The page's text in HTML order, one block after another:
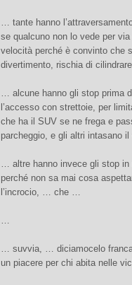
… tante hanno
se qualcuno non lo vede per
velocità perché è convinto che
divertimento, rischia di
… alcune hanno gli stop prima
l’accesso con strettoie, per
che ha il SUV se ne frega e
parcheggio, e gli altri intasano
… altre hanno invece gli stop in
perché non sa mai cosa
l’incrocio, … che …
…
… suvvia, … diciamocelo
un piacere per chi abita nelle